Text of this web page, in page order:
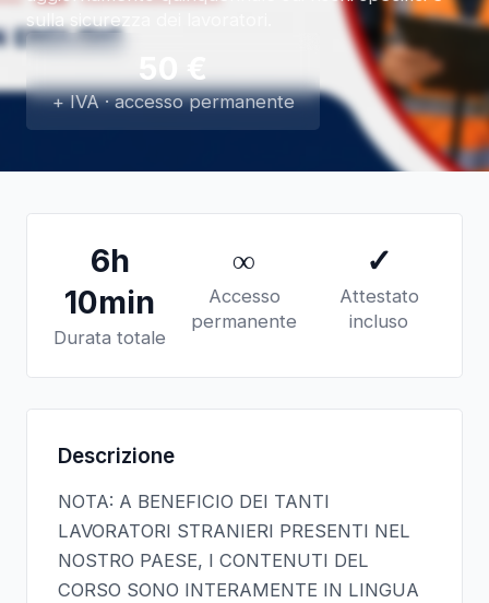
sulla sicurezza dei lavoratori.
50 €
+ IVA · accesso permanente
6h
10min
Durata totale
∞
Accesso
permanente
✓
Attestato
incluso
Descrizione
NOTA: A BENEFICIO DEI TANTI
LAVORATORI STRANIERI PRESENTI NEL
NOSTRO PAESE, I CONTENUTI DEL
CORSO SONO INTERAMENTE IN LINGUA